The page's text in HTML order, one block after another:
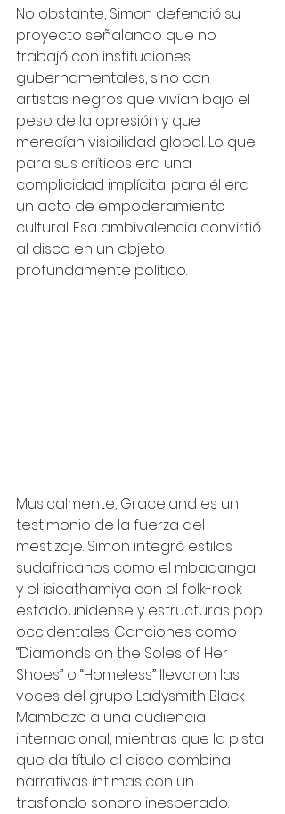
No obstante, Simon defendió su
proyecto señalando que no
trabajó con instituciones
gubernamentales, sino con
artistas negros que vivían bajo el
peso de la opresión y que
merecían visibilidad global. Lo que
para sus críticos era una
complicidad implícita, para él era
un acto de empoderamiento
cultural. Esa ambivalencia convirtió
al disco en un objeto
profundamente político.
Musicalmente, Graceland es un
testimonio de la fuerza del
mestizaje. Simon integró estilos
sudafricanos como el mbaqanga
y el isicathamiya con el folk-rock
estadounidense y estructuras pop
occidentales. Canciones como
“Diamonds on the Soles of Her
Shoes” o “Homeless” llevaron las
voces del grupo Ladysmith Black
Mambazo a una audiencia
internacional, mientras que la pista
que da título al disco combina
narrativas íntimas con un
trasfondo sonoro inesperado.